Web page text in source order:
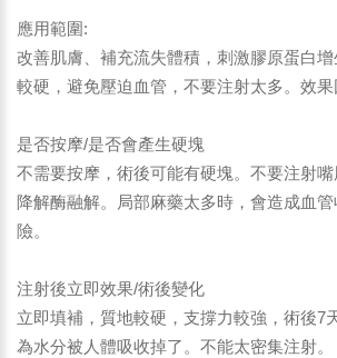
應用範圍:
改善肌膚、補充流失體積，刺激膠原蛋白增
較硬，避免壓迫血管，不要注射太多。效果
是否按摩/是否會產生硬塊
不需要按摩，術後可能有硬塊。不要注射
降解酶融解。局部麻藥太多時，會造成血
險。
注射後立即效果/術後變化
立即填補，質地較硬，支撐力較強，術後7
為水分被人體吸收掉了。不能太密集注射。